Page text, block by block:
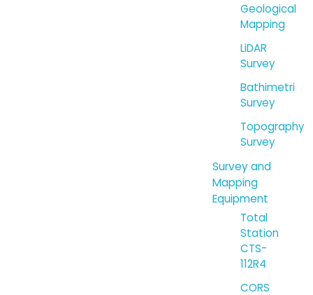
Geological
Mapping
LiDAR
Survey
Bathimetri
Survey
Topography
Survey
Survey and
Mapping
Equipment
Total
Station
CTS-
112R4
CORS